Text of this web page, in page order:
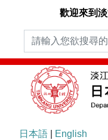
歡迎來到
日本語 English